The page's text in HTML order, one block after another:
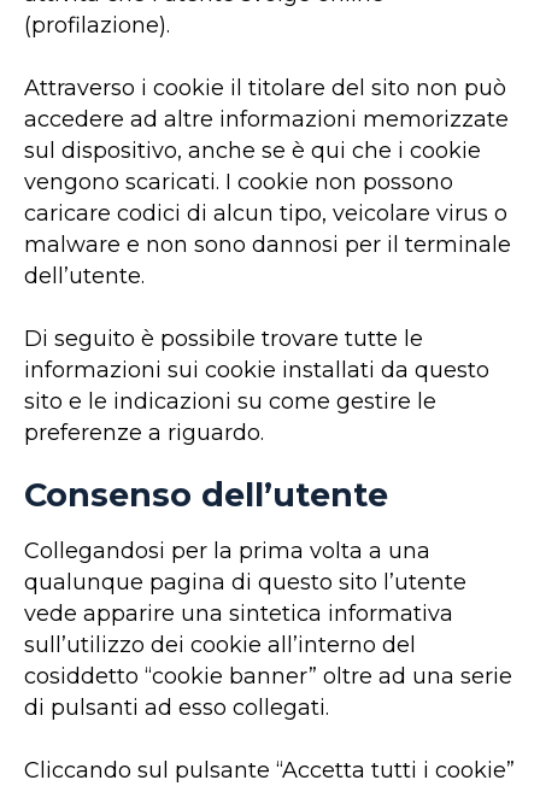
(profilazione).
Attraverso i cookie il titolare del sito non può
accedere ad altre informazioni memorizzate
sul dispositivo, anche se è qui che i cookie
vengono scaricati. I cookie non possono
caricare codici di alcun tipo, veicolare virus o
malware e non sono dannosi per il terminale
dell’utente.
Di seguito è possibile trovare tutte le
informazioni sui cookie installati da questo
sito e le indicazioni su come gestire le
preferenze a riguardo.
Consenso dell’utente
Collegandosi per la prima volta a una
qualunque pagina di questo sito l’utente
vede apparire una sintetica informativa
sull’utilizzo dei cookie all’interno del
cosiddetto “cookie banner” oltre ad una serie
di pulsanti ad esso collegati.
Cliccando sul pulsante “Accetta tutti i cookie”